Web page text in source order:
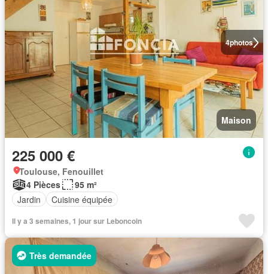
4photos
Maison
225 000 €
Toulouse, Fenouillet
4 Pièces
95 m²
Jardin
Cuisine équipée
Il y a 3 semaines, 1 jour sur Leboncoin
Très demandée